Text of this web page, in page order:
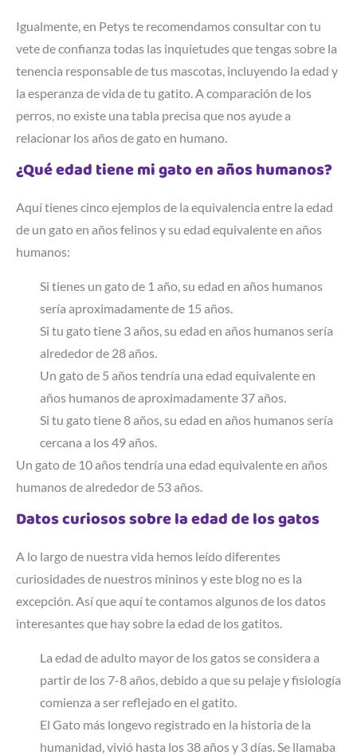
Igualmente, en Petys te recomendamos consultar con tu
vete de confianza todas las inquietudes que tengas sobre la
tenencia responsable de tus mascotas, incluyendo la edad y
la esperanza de vida de tu gatito. A comparación de los
perros, no existe una tabla precisa que nos ayude a
relacionar los años de gato en humano.
¿Qué edad tiene mi gato en años humanos?
Aquí tienes cinco ejemplos de la equivalencia entre la edad
de un gato en años felinos y su edad equivalente en años
humanos:
Si tienes un gato de 1 año, su edad en años humanos
sería aproximadamente de 15 años.
Si tu gato tiene 3 años, su edad en años humanos sería
alrededor de 28 años.
Un gato de 5 años tendría una edad equivalente en
años humanos de aproximadamente 37 años.
Si tu gato tiene 8 años, su edad en años humanos sería
cercana a los 49 años.
Un gato de 10 años tendría una edad equivalente en años
humanos de alrededor de 53 años.
Datos curiosos sobre la edad de los gatos
A lo largo de nuestra vida hemos leído diferentes
curiosidades de nuestros mininos y este blog no es la
excepción. Así que aquí te contamos algunos de los datos
interesantes que hay sobre la edad de los gatitos.
La edad de adulto mayor de los gatos se considera a
partir de los 7-8 años, debido a que su pelaje y fisiología
comienza a ser reflejado en el gatito.
El Gato más longevo registrado en la historia de la
humanidad, vivió hasta los 38 años y 3 días. Se llamaba